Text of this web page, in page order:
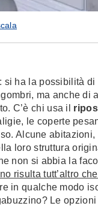
si ha la possibilità di
ma anche di
C’è chi usa il
le coperte
Alcune
loro struttura
non si abbia la
risulta tutt’altro
in qualche modo
Le